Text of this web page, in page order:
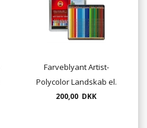
Farveblyant Artist-
Polycolor Landskab el.
Portræt - 24 stk. sæt
200,00 DKK